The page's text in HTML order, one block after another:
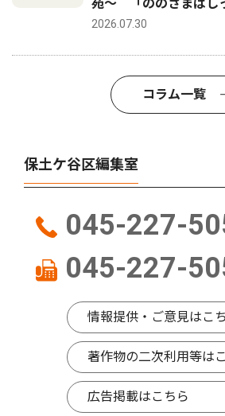
苑〜 「ののさまはし
2026.07.30
コラム一覧
保土ケ谷区編集室
045-227-
045-227-
情報提供・ご意見はこ
著作物の二次利用等は
広告掲載はこちら